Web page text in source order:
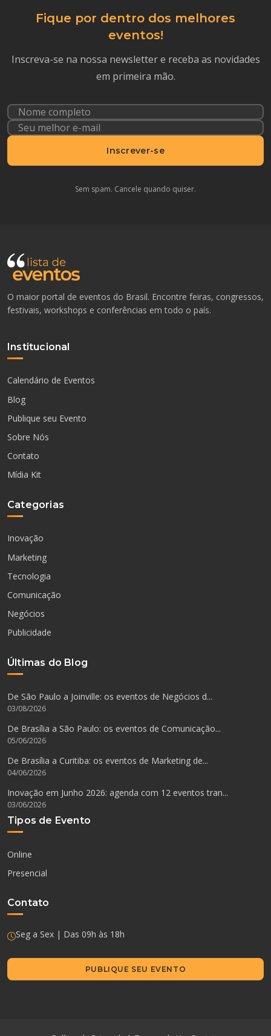
Fique por dentro dos melhores
eventos!
Inscreva-se na nossa newsletter e receba as novidades
em primeira mão.
Inscrever-se
Sem spam. Cancele quando quiser.
O maior portal de eventos do Brasil. Encontre feiras, congressos,
festivais, workshops e conferências em todo o país.
Institucional
Calendário de Eventos
Blog
Publique seu Evento
Sobre Nós
Contato
Mídia Kit
Categorias
Inovação
Marketing
Tecnologia
Comunicação
Negócios
Publicidade
Últimas do Blog
De São Paulo a Joinville: os eventos de Negócios d...
03/08/2026
De Brasília a São Paulo: os eventos de Comunicação...
05/06/2026
De Brasília a Curitiba: os eventos de Marketing de...
04/06/2026
Inovação em Junho 2026: agenda com 12 eventos tran...
03/06/2026
Tipos de Evento
Online
Presencial
Contato
Seg a Sex | Das 09h às 18h
PUBLIQUE SEU EVENTO